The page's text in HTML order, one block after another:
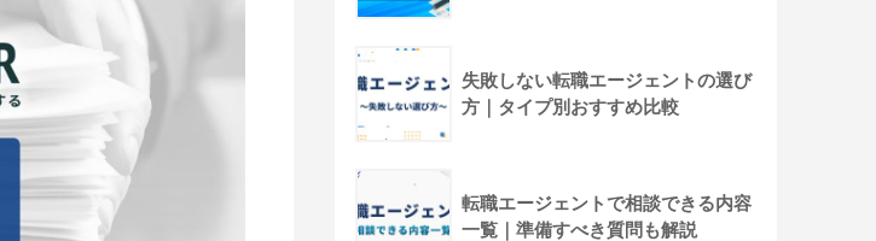
失敗しない転職エージェントの選び
方｜タイプ別おすすめ比較
転職エージェントで相談できる内容
一覧｜準備すべき質問も解説